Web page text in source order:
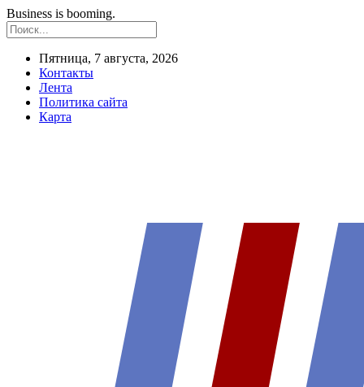
Business is booming.
Пятница, 7 августа, 2026
Контакты
Лента
Политика сайта
Карта